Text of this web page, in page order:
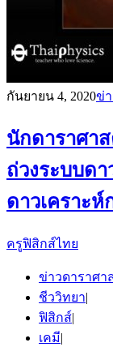
กันยายน 4, 2020ข่
นักดาราศา
ถ่วงระบบด
ดาวเคราะห์
ครูฟิสิกส์ไทย
ข่าวดาราศา
ชีววิทยา|
ฟิสิกส์|
เคมี|